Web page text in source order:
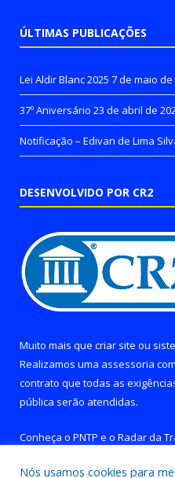
ÚLTIMAS PUBLICAÇÕES
Lei Aldir Blanc 2025 7 de maio de
37º Aniversário 23 de abril de
Notificação – Edivan de Lima
DESENVOLVIDO POR CR2
Muito mais que criar site ou
Realizamos uma assessoria
contrato que todas as
pública serão atendidas.
Conheça o PNTP e o Radar da
Nós usamos cookies para